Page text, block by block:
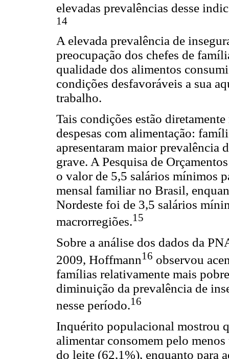
elevadas prevalências desse
14
A elevada prevalência de
preocupação dos chefes de
qualidade dos alimentos
condições desfavoráveis a sua
trabalho.
Tais condições estão
despesas com alimentação:
apresentaram maior prevalência
grave. A Pesquisa de
o valor de 5,5 salários mínimos
mensal familiar no Brasil,
Nordeste foi de 3,5 salários
macrorregiões.15
Sobre a análise dos dados da
2009, Hoffmann16 observou
famílias relativamente mais
diminuição da prevalência de
nesse período.16
Inquérito populacional mostrou
alimentar consomem pelo
do leite (62,1%), enquanto para